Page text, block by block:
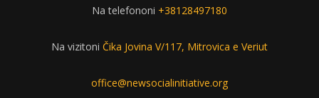
Na telefononi +38128497180
Na vizitoni Čika Jovina V/117, Mitrovica e Veriut
office@newsocialinitiative.org